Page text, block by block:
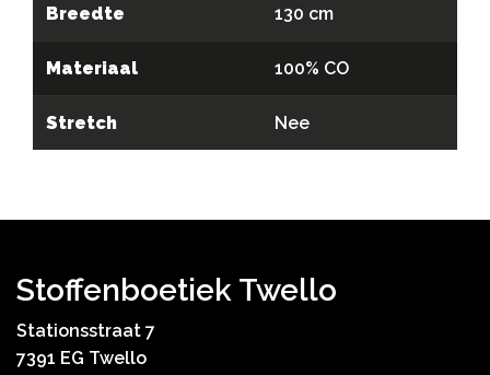
Breedte 130 cm
Materiaal 100% CO
Stretch Nee
Stoffenboetiek Twello
Stationsstraat 7
7391 EG Twello